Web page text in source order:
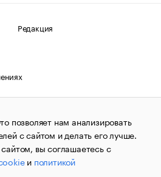
Редакция
О соблюдении авторских прав
1995–2026.Сообщения
агентства «РБК»
службой по надзору в сфере
и массовых
09.12.2015 за номером ИА
пометкой «РБК». Отдельные
позволяет нам анализировать
с сайтом и делать его лучше.
вы соглашаетесь с
и политикой